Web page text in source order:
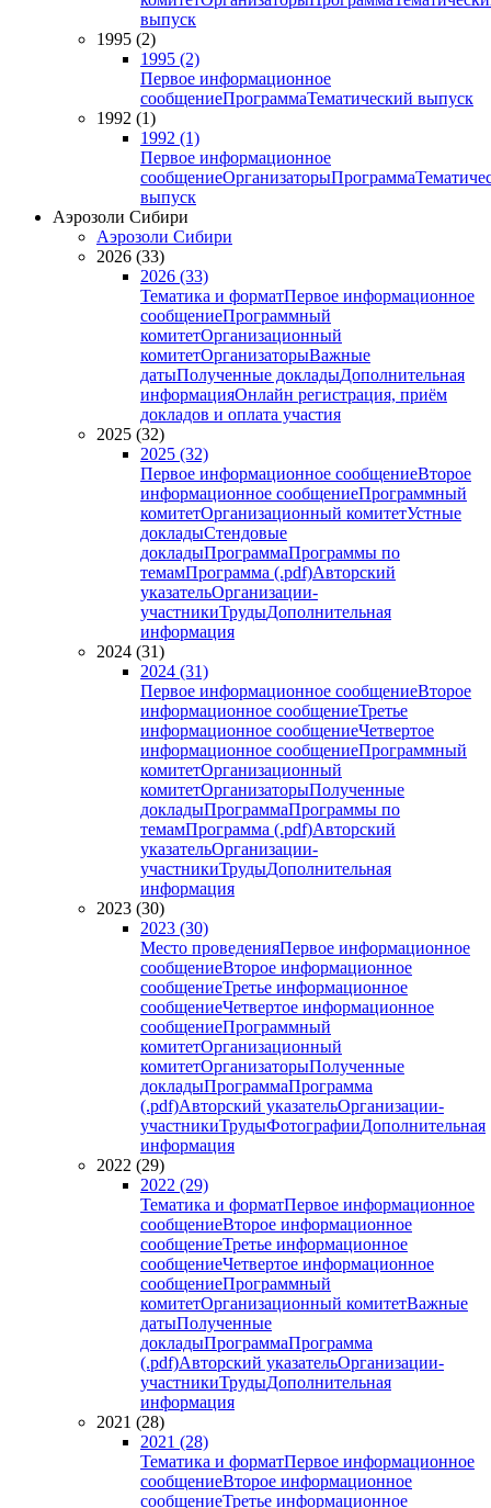
выпуск
1995 (2)
1995 (2)
Первое информационное
сообщениеПрограммаТематический выпуск
1992 (1)
1992 (1)
Первое информационное
сообщениеОрганизаторыПрограмма
выпуск
Аэрозоли Сибири
Аэрозоли Сибири
2026 (33)
2026 (33)
Тематика и форматПервое информационное
сообщениеПрограммный
комитетОрганизационный
комитетОрганизаторыВажные
датыПолученные докладыДополнительная
информацияОнлайн регистрация, приём
докладов и оплата участия
2025 (32)
2025 (32)
Первое информационное сообщениеВторое
информационное сообщениеПрограммный
комитетОрганизационный комитетУстные
докладыСтендовые
докладыПрограммаПрограммы по
темамПрограмма (.pdf)Авторский
указательОрганизации-
участникиТрудыДополнительная
информация
2024 (31)
2024 (31)
Первое информационное сообщениеВторое
информационное сообщениеТретье
информационное сообщениеЧетвертое
информационное сообщениеПрограммный
комитетОрганизационный
комитетОрганизаторыПолученные
докладыПрограммаПрограммы по
темамПрограмма (.pdf)Авторский
указательОрганизации-
участникиТрудыДополнительная
информация
2023 (30)
2023 (30)
Место проведенияПервое информационное
сообщениеВторое информационное
сообщениеТретье информационное
сообщениеЧетвертое информационное
сообщениеПрограммный
комитетОрганизационный
комитетОрганизаторыПолученные
докладыПрограммаПрограмма
(.pdf)Авторский указательОрганизации-
участникиТрудыФотографииДополнительная
информация
2022 (29)
2022 (29)
Тематика и форматПервое информационное
сообщениеВторое информационное
сообщениеТретье информационное
сообщениеЧетвертое информационное
сообщениеПрограммный
комитетОрганизационный комитетВажные
датыПолученные
докладыПрограммаПрограмма
(.pdf)Авторский указательОрганизации-
участникиТрудыДополнительная
информация
2021 (28)
2021 (28)
Тематика и форматПервое информационное
сообщениеВторое информационное
сообщениеТретье информационное